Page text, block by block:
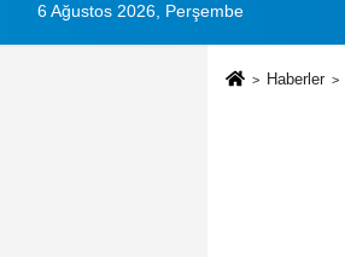
6 Ağustos 2026, Perşembe
Haberler